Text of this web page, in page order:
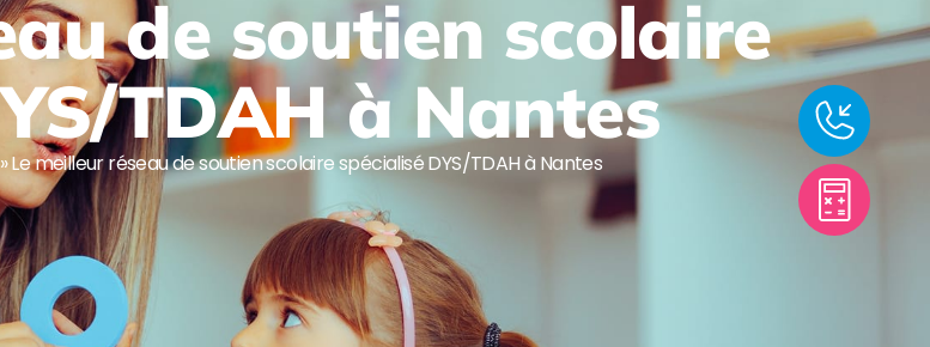
de soutien scolaire
TDAH à Nantes
»Le meilleur réseau de soutien scolaire spécialisé DYS/TDAH à Nantes